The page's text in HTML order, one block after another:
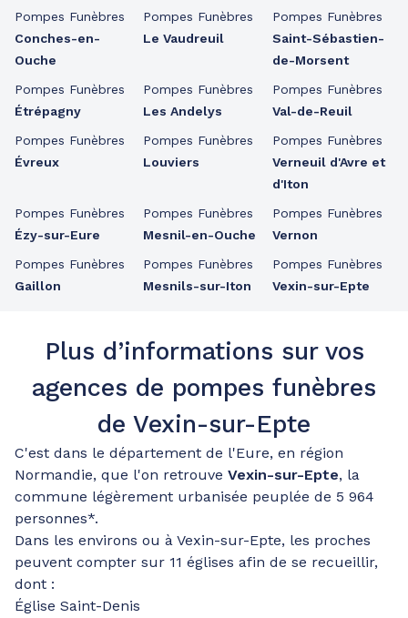
Pompes Funèbres
Conches-en-
Ouche
Pompes Funèbres
Étrépagny
Pompes Funèbres
Évreux
Pompes Funèbres
Ézy-sur-Eure
Pompes Funèbres
Gaillon
Pompes Funèbres
Le Vaudreuil
Pompes Funèbres
Les Andelys
Pompes Funèbres
Louviers
Pompes Funèbres
Mesnil-en-Ouche
Pompes Funèbres
Mesnils-sur-Iton
Pompes Funèbres
Saint-Sébastien-
de-Morsent
Pompes Funèbres
Val-de-Reuil
Pompes Funèbres
Verneuil d'Avre et
d'Iton
Pompes Funèbres
Vernon
Pompes Funèbres
Vexin-sur-Epte
Plus d’informations sur vos
agences de pompes funèbres
de Vexin-sur-Epte
C'est dans le département de l'Eure, en région
Normandie, que l'on retrouve Vexin-sur-Epte, la
commune légèrement urbanisée peuplée de 5 964
personnes*.
Dans les environs ou à Vexin-sur-Epte, les proches
peuvent compter sur 11 églises afin de se recueillir,
dont :
Église Saint-Denis